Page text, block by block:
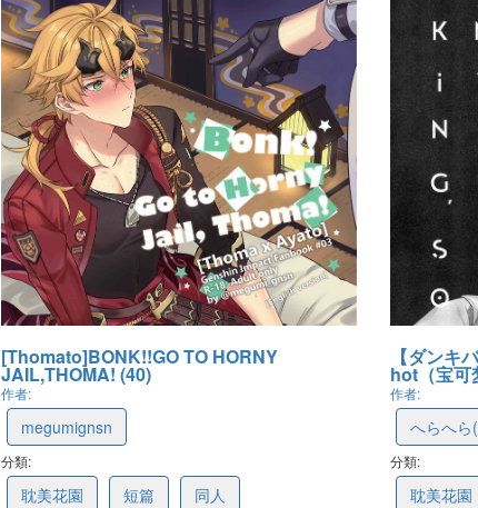
[Thomato]BONK!!GO TO HORNY
JAIL,THOMA! (40)
作者:
megumignsn
分類:
耽美花園 短篇 同人
【ダンキ
hot（宝可
作者:
へらへら
分類:
耽美花園